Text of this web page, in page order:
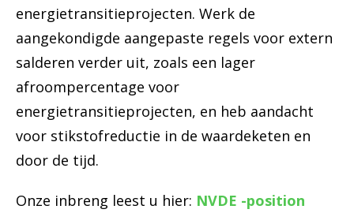
energietransitieprojecten. Werk de
aangekondigde aangepaste regels voor extern
salderen verder uit, zoals een lager
afroompercentage voor
energietransitieprojecten, en heb aandacht
voor stikstofreductie in de waardeketen en
door de tijd.
Onze inbreng leest u hier: NVDE -position